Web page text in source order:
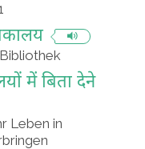
में बिता देने
Leben in